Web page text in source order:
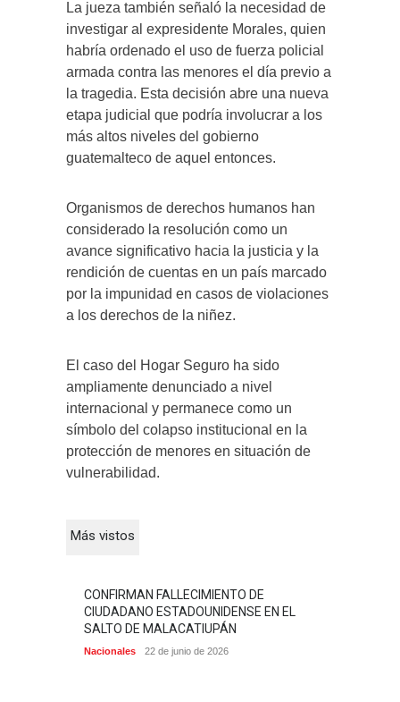
La jueza también señaló la necesidad de
investigar al expresidente Morales, quien
habría ordenado el uso de fuerza policial
armada contra las menores el día previo a
la tragedia. Esta decisión abre una nueva
etapa judicial que podría involucrar a los
más altos niveles del gobierno
guatemalteco de aquel entonces.
Organismos de derechos humanos han
considerado la resolución como un
avance significativo hacia la justicia y la
rendición de cuentas en un país marcado
por la impunidad en casos de violaciones
a los derechos de la niñez.
El caso del Hogar Seguro ha sido
ampliamente denunciado a nivel
internacional y permanece como un
símbolo del colapso institucional en la
protección de menores en situación de
vulnerabilidad.
Más vistos
CONFIRMAN FALLECIMIENTO DE
CIUDADANO ESTADOUNIDENSE EN EL
SALTO DE MALACATIUPÁN
Nacionales 22 de junio de 2026